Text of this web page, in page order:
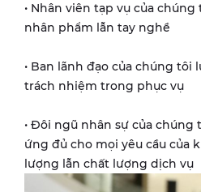
• Nhân viên tạp vụ của
nhân phẩm lẫn tay nghề
• Ban lãnh đạo của chúng tôi
trách nhiệm trong phục vụ
• Đôi ngũ nhân sự của chúng
ứng đủ cho mọi yêu cầu của
lượng lẫn chất lượng dịch vụ